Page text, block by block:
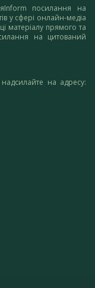
посилання на
у сфері онлайн-медіа
матеріалу прямого та
на цитований
на адресу: